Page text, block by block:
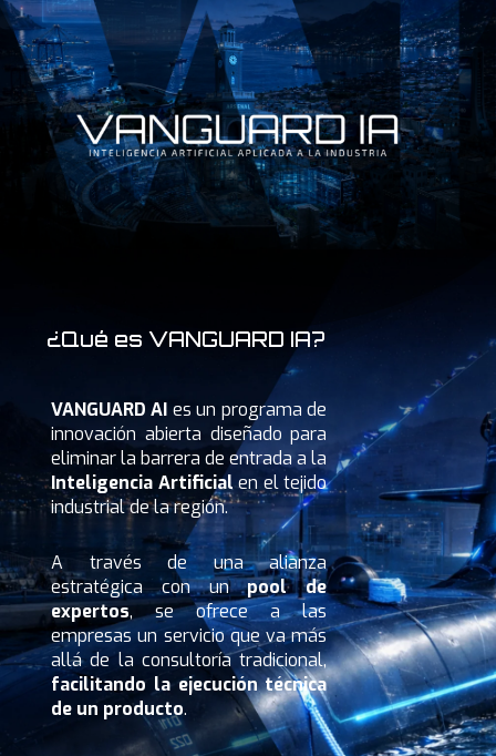
¿Qué es VANGUARD IA?
VANGUARD AI es un programa de
innovación abierta diseñado para
eliminar la barrera de entrada a la
Inteligencia Artificial en el tejido
industrial de la región.
A través de una alianza
estratégica con unpool de
expertos, se ofrece a las
empresas un servicio que va más
allá de la consultoría tradicional,
facilitando la ejecución técnica
de un producto.